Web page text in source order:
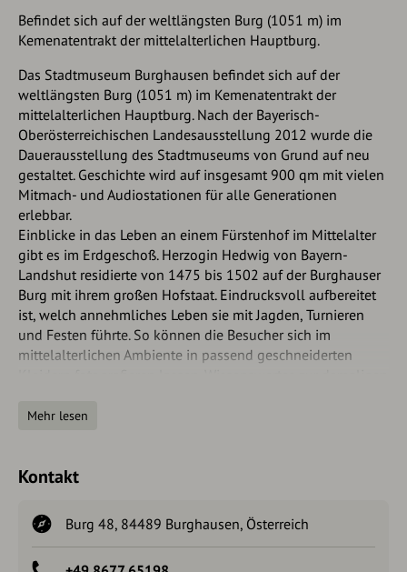
Befindet sich auf der weltlängsten Burg (1051 m) im
Kemenatentrakt der mittelalterlichen Hauptburg.
Das Stadtmuseum Burghausen befindet sich auf der
weltlängsten Burg (1051 m) im Kemenatentrakt der
mittelalterlichen Hauptburg. Nach der Bayerisch-
Oberösterreichischen Landesausstellung 2012 wurde die
Dauerausstellung des Stadtmuseums von Grund auf neu
gestaltet. Geschichte wird auf insgesamt 900 qm mit vielen
Mitmach- und Audiostationen für alle Generationen
erlebbar.
Einblicke in das Leben an einem Fürstenhof im Mittelalter
gibt es im Erdgeschoß. Herzogin Hedwig von Bayern-
Landshut residierte von 1475 bis 1502 auf der Burghauser
Burg mit ihrem großen Hofstaat. Eindrucksvoll aufbereitet
ist, welch annehmliches Leben sie mit Jagden, Turnieren
und Festen führte. So können die Besucher sich im
mittelalterlichen Ambiente in passend geschneiderten
einer Medienstation. Spiele und Turniere waren ein
Der spannenden Stadtgeschichte Burghausens ist ebenfalls
einem Bilderbuch durch die Jahrhunderte spazieren,
angefangen bei frühgeschichtlichen Funden, die vom
Mehr lesen
Kontakt
Burg 48, 84489 Burghausen, Österreich